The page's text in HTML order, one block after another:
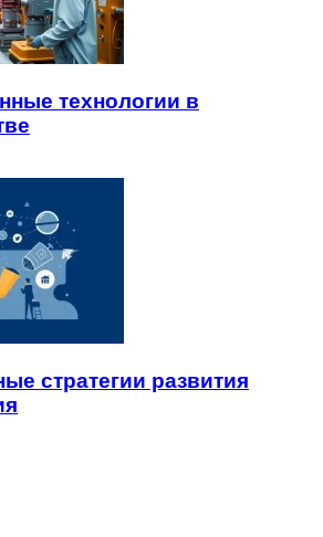
технологии в
стратегии развития